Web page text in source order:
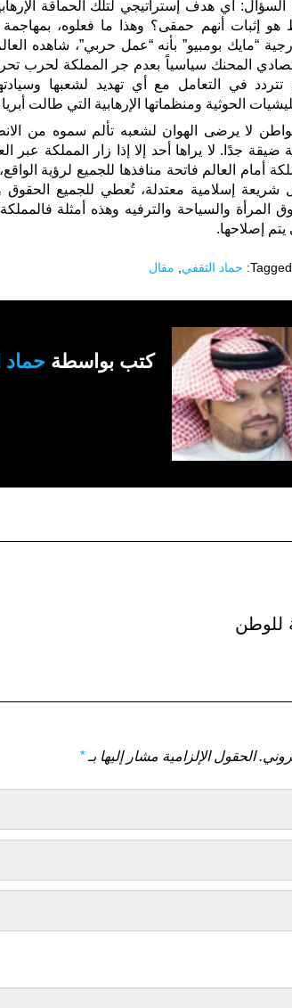
السؤال: أي هدف إستراتيجي لتلك الحماقة
“مايك بومبيو” بأنه “عمل حربي”، شاهده
المحنك سياسياً بعدم جر المملكة لحرب
تتردد في التعامل مع أي تهديد لشعبها
الحوثية ومنظماتها الإرهابية التي طالت
لا يرضى الهوان لشعبه تألم سموه من
ضيقة جدًا. لا يراها أحد إلا إذا زار المملكة
أمام العالم فاتحة منافذها للجميع لرؤية
شريعة إسلامية معتدلة، تُعطي للجميع الحقوق
المرأة والسياحة والترفيه وهذه أمثلة
إصلاحها.
Tagged حماد الثقفي, مقال
كتب بواسطة حماد
للوطن
الحقول الإلزامية مشار إليها بـ*